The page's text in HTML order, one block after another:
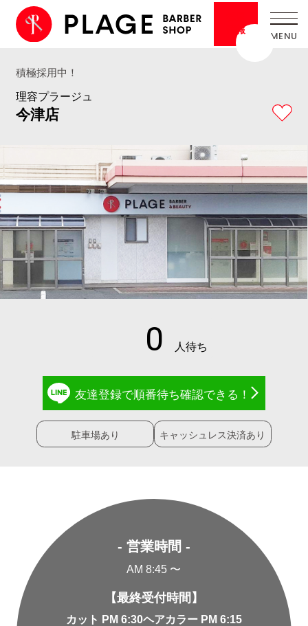
情報
積極採用中！
理容プラージュ
今津店
駐車場あり キャッシュレス決済あり
友達登録で順番待ち確認できる！
- 営業時間 -
AM 8:45 〜
【最終受付時間】
カット PM 6:30ヘアカラー PM 6:15